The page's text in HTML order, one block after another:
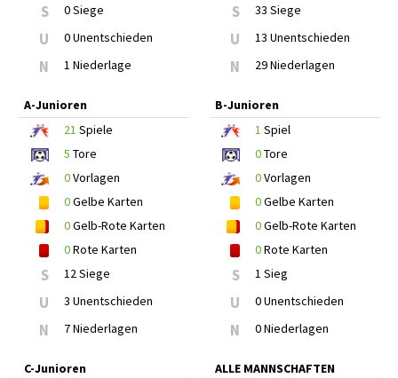
S 0 Siege
U 0 Unentschieden
N 1 Niederlage
S 33 Siege
U 13 Unentschieden
N 29 Niederlagen
A-Junioren
21 Spiele
5 Tore
0Vorlagen
0Gelbe Karten
0Gelb-Rote Karten
0Rote Karten
S 12 Siege
U 3 Unentschieden
N 7 Niederlagen
B-Junioren
1 Spiel
0Tore
0Vorlagen
0Gelbe Karten
0Gelb-Rote Karten
0Rote Karten
S 1 Sieg
U 0 Unentschieden
N 0 Niederlagen
C-Junioren
ALLE MANNSCHAFTEN